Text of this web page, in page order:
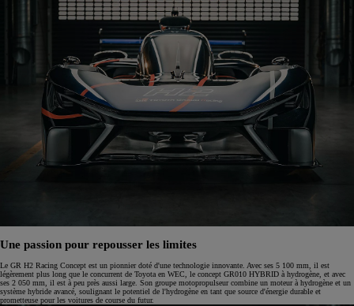
Une passion pour repousser les limites
Le GR H2 Racing Concept est un pionnier doté d'une technologie innovante. Avec ses 5 100 mm, il est
légèrement plus long que le concurrent de Toyota en WEC, le concept GR010 HYBRID à hydrogène, et avec
ses 2 050 mm, il est à peu près aussi large. Son groupe motopropulseur combine un moteur à hydrogène et un
système hybride avancé, soulignant le potentiel de l'hydrogène en tant que source d'énergie durable et
prometteuse pour les voitures de course du futur.